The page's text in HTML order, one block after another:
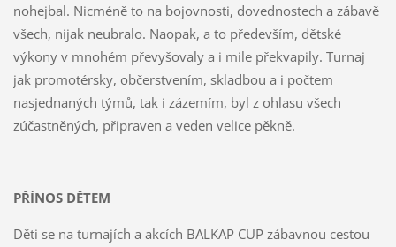
nohejbal. Nicméně to na bojovnosti, dovednostech a zábavě
všech, nijak neubralo. Naopak, a to především, dětské
výkony v mnohém převyšovaly a i mile překvapily. Turnaj
jak promotérsky, občerstvením, skladbou a i počtem
nasjednaných týmů, tak i zázemím, byl z ohlasu všech
zúčastněných, připraven a veden velice pěkně.
PŘÍNOS DĚTEM
Děti se na turnajích a akcích BALKAP CUP zábavnou cestou